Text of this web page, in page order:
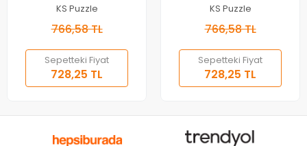
KS Puzzle
766,58 TL
Sepetteki Fiyat
728,25 TL
KS Puzzle
766,58 TL
Sepetteki Fiyat
728,25 TL